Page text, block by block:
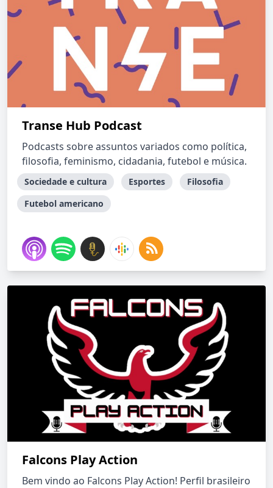
Transe Hub Podcast
Podcasts sobre assuntos variados como política,
filosofia, feminismo, cidadania, futebol e música.
Sociedade e cultura Esportes
Filosofia
Futebol americano
Falcons Play Action
Bem vindo ao Falcons Play Action! Perfil brasileiro